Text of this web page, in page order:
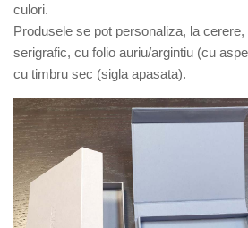
culori.
Produsele se pot personaliza, la
serigrafic, cu folio auriu/argintiu (cu
cu timbru sec (sigla apasata).